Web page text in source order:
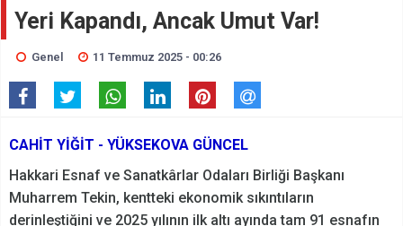
Yeri Kapandı, Ancak Umut Var!
Genel 11 Temmuz 2025 - 00:26
CAHİT YİĞİT - YÜKSEKOVA GÜNCEL
Hakkari Esnaf ve Sanatkârlar Odaları Birliği Başkanı
Muharrem Tekin, kentteki ekonomik sıkıntıların
derinleştiğini ve 2025 yılının ilk altı ayında tam 91 esnafın